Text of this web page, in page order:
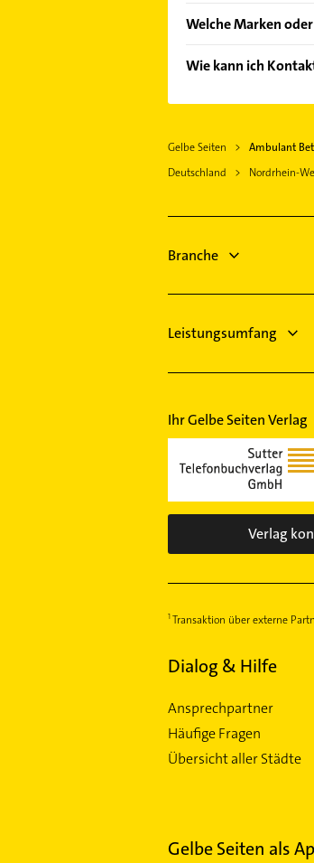
ambulante Pflege.
Welche Marken
Wie kann ich
Gelbe Seiten
Ambulant
Deutschland
Nordrhein-
Branche
Leistungsumfang
Ihr Gelbe Seiten Verlag
Verlag
Transaktion über externe
Dialog & Hilfe
Ansprechpartner
Häufige Fragen
Übersicht aller Städte
Gelbe Seiten als